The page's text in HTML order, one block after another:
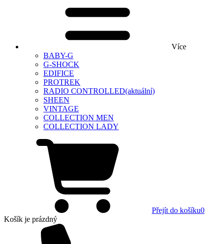
Více
BABY-G
G-SHOCK
EDIFICE
PROTREK
RADIO CONTROLLED(aktuální)
SHEEN
VINTAGE
COLLECTION MEN
COLLECTION LADY
Přejít do košíku0
Košík je prázdný